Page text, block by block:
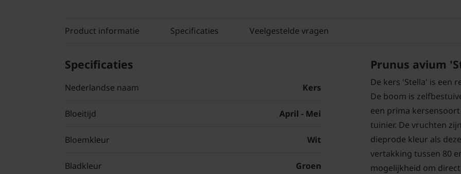
Product informatie Specificaties Veelgestelde vragen
Specificaties
Nederlandse naam Kers
Bloeitijd April - Mei
Bloemkleur Wit
Bladkleur Groen
Prunus avium
De kers 'Stella' is een
De boom is
een prima
tuinier. De vruchten
dieprode kleur als
vertakking tussen 80
mogelijkheid om